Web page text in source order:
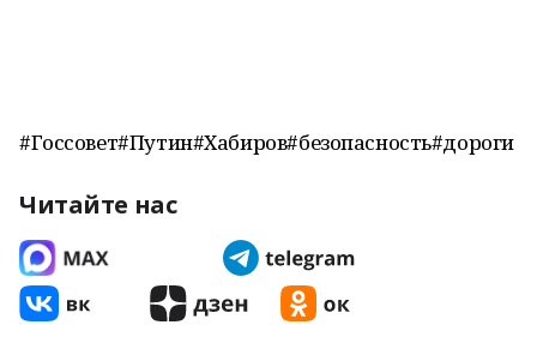
#Госсовет#Путин#Хабиров#безопасность#дороги
Читайте нас